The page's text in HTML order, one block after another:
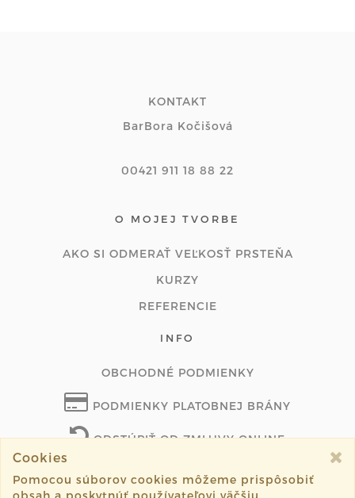
KONTAKT
BarBora Kočišová
00421 911 18 88 22
O MOJEJ TVORBE
AKO SI ODMERAŤ VEĽKOSŤ PRSTEŇA
KURZY
REFERENCIE
INFO
OBCHODNÉ PODMIENKY
PODMIENKY PLATOBNEJ BRÁNY
ODSTÚPIŤ OD ZMLUVY ONLINE
Cookies
Pomocou súborov cookies môžeme prispôsobiť
obsah a poskytnúť používateľovi väčšiu